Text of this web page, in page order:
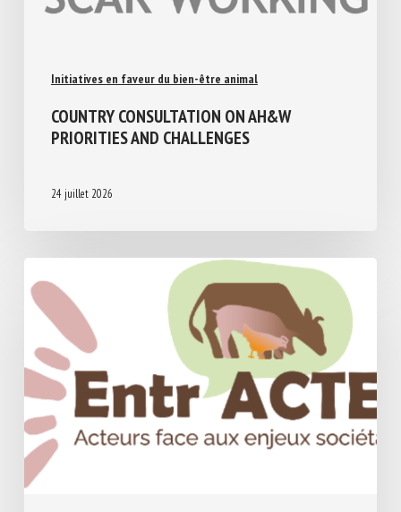
Initiatives en faveur du bien-être animal
COUNTRY CONSULTATION ON AH&W
PRIORITIES AND CHALLENGES
24 juillet 2026